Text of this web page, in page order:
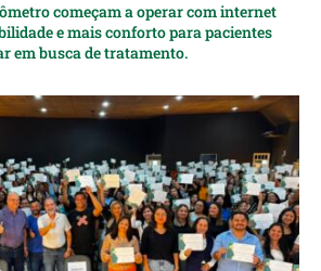
começam a operar com internet
e mais conforto para pacientes
em busca de tratamento.